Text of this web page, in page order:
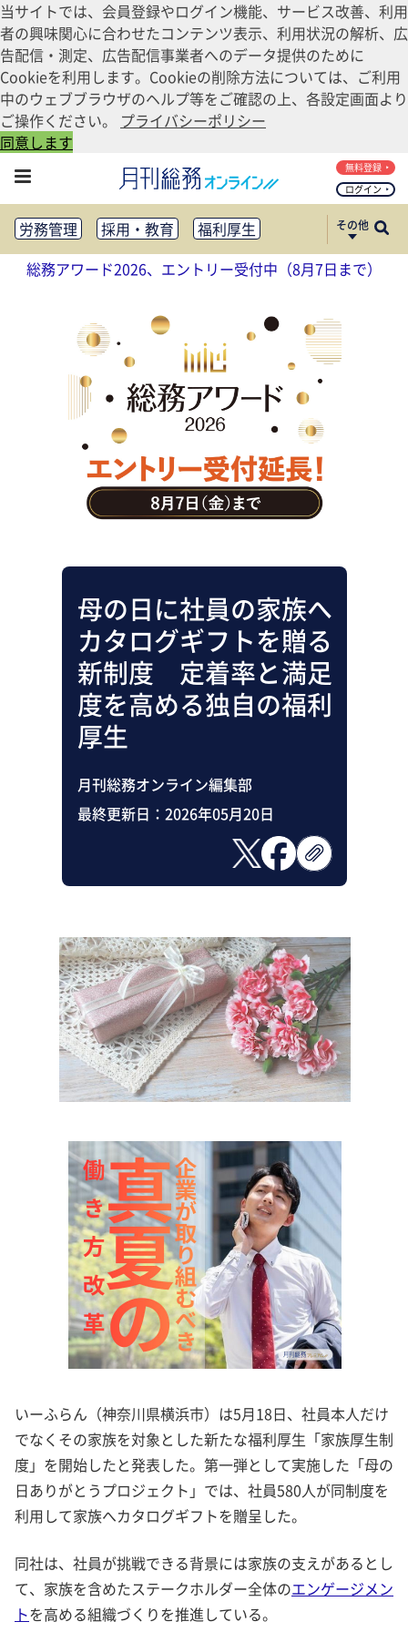
当サイトでは、会員登録やログイン機能、サービス改善、利用
者の興味関心に合わせたコンテンツ表示、利用状況の解析、広
告配信・測定、広告配信事業者へのデータ提供のために
Cookieを利用します。Cookieの削除方法については、ご利用
中のウェブブラウザのヘルプ等をご確認の上、各設定画面より
ご操作ください。 プライバシーポリシー
同意します
ログイン
無料登録
労務管理 採用・教育
福利厚生
健康経営
働き方改革
法務・コンプライアンス
リスクマネジメント・BCP
社外・社内広報
社外・社内コミュニケーション活性化
FM・オフィス移転
CSR・SDGs
テクノロジー活用・DX
助成金・補助金・コスト削減
アウトソーシング・BPO
調査・レポート
その他
総務アワード2026、エントリー受付中（8月7日まで）
母の日に社員の家族へ
カタログギフトを贈る
新制度 定着率と満足
度を高める独自の福利
厚生
月刊総務オンライン編集部
最終更新日： 2026年05月20日
いーふらん（神奈川県横浜市）は5月18日、社員本人だけ
でなくその家族を対象とした新たな福利厚生「家族厚生制
度」を開始したと発表した。第一弾として実施した「母の
日ありがとうプロジェクト」では、社員580人が同制度を
利用して家族へカタログギフトを贈呈した。
同社は、社員が挑戦できる背景には家族の支えがあるとし
て、家族を含めたステークホルダー全体のエンゲージメン
トを高める組織づくりを推進している。